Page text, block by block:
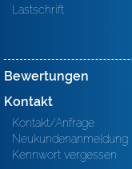
Lastschrift
Bewertungen
Kontakt
Kontakt/Anfrage
Neukundenanmeldung
Kennwort vergessen